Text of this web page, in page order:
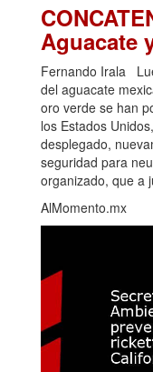
Aguacate
Fernando Irala
del aguacate
oro verde se han
los Estados
desplegado,
seguridad para
organizado, que a
AlMomento.mx